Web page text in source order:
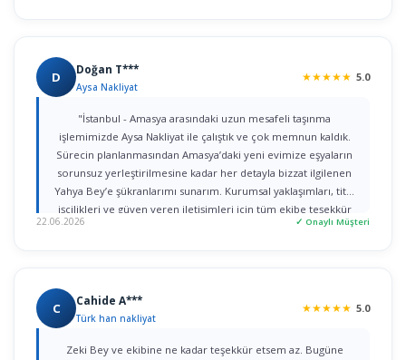
D Doğan T***
Aysa Nakliyat
★★★★★ 5.0
"İstanbul - Amasya arasındaki uzun mesafeli taşınma
işlemimizde Aysa Nakliyat ile çalıştık ve çok memnun kaldık.
Sürecin planlanmasından Amasya’daki yeni evimize eşyaların
sorunsuz yerleştirilmesine kadar her detayla bizzat ilgilenen
Yahya Bey’e şükranlarımı sunarım. Kurumsal yaklaşımları, titiz
işçilikleri ve güven veren iletişimleri için tüm ekibe teşekkür
22.06.2026 ✓ Onaylı Müşteri
C Cahide A***
Türk han nakliyat
★★★★★ 5.0
Zeki Bey ve ekibine ne kadar teşekkür etsem az. Bugüne